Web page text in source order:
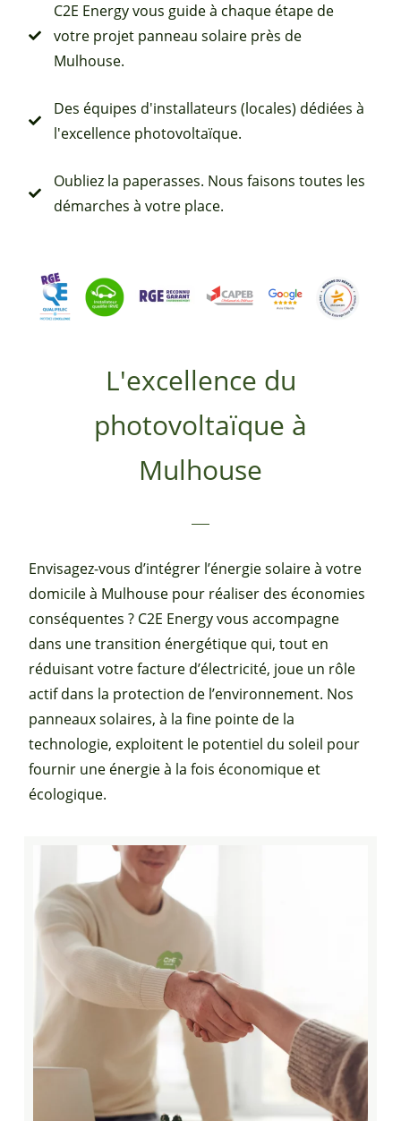
C2E Energy vous guide à chaque étape de
votre projet panneau solaire près de
Mulhouse.
Des équipes d'installateurs (locales) dédiées à
l'excellence photovoltaïque.
Oubliez la paperasses. Nous faisons toutes les
démarches à votre place.
L'excellence du
photovoltaïque à
Mulhouse
Envisagez-vous d’intégrer l’énergie solaire à votre
domicile à Mulhouse pour réaliser des économies
conséquentes ? C2E Energy vous accompagne
dans une transition énergétique qui, tout en
réduisant votre facture d’électricité, joue un rôle
actif dans la protection de l’environnement. Nos
panneaux solaires, à la fine pointe de la
technologie, exploitent le potentiel du soleil pour
fournir une énergie à la fois économique et
écologique.